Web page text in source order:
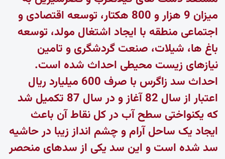
میزان 9 هزار و 800 هکتار، توسعه اقتصادی و
اجتماعی منطقه با ایجاد اشتغال مولد، توسعه
باغ ها، شیلات، صنعت گردشگری و تامین
نیازهای زیست محیطی احداث شده است.
احداث سد زاگرس با صرف 600 میلیارد ریال
اعتبار از سال 82 آغاز و در سال 87 تکمیل شد
که یکنواختی سطح آب در کل نقاط آن باعث
ایجاد یک ساحل آرام و چشم انداز زیبا در حاشیه
سد شده است و این سد یکی از سدهای منحصر